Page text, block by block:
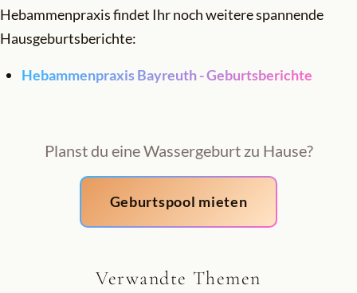
Hebammenpraxis findet Ihr noch weitere spannende
Hausgeburtsberichte:
Hebammenpraxis Bayreuth - Geburtsberichte
Planst du eine Wassergeburt zu Hause?
Geburtspool mieten
Verwandte Themen